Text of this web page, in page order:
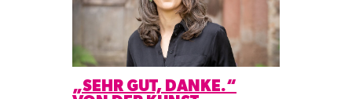
„SEHR GUT, DANKE.“